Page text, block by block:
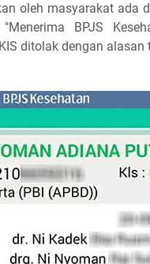
oleh masyarakat ada
BPJS
ditolak dengan alasan